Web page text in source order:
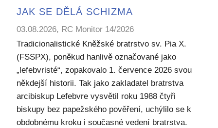
JAK SE DĚLÁ SCHIZMA
03.08.2026, RC Monitor 14/2026
Tradicionalistické Kněžské bratrstvo sv. Pia X.
(FSSPX), poněkud hanlivě označované jako
„lefebvristé“, zopakovalo 1. července 2026 svou
někdejší historii. Tak jako zakladatel bratrstva
arcibiskup Lefebvre vysvětil roku 1988 čtyři
biskupy bez papežského pověření, uchýlilo se k
obdobnému kroku i současné vedení bratrstva.